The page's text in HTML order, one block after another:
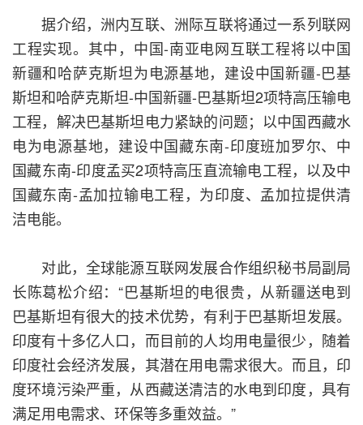
据介绍，洲内互联、洲际互联将通过一系列联网
工程实现。其中，中国-南亚电网互联工程将以中国
新疆和哈萨克斯坦为电源基地，建设中国新疆-巴基
斯坦和哈萨克斯坦-中国新疆-巴基斯坦2项特高压输电
工程，解决巴基斯坦电力紧缺的问题；以中国西藏水
电为电源基地，建设中国藏东南-印度班加罗尔、中
国藏东南-印度孟买2项特高压直流输电工程，以及中
国藏东南-孟加拉输电工程，为印度、孟加拉提供清
洁电能。
对此，全球能源互联网发展合作组织秘书局副局
长陈葛松介绍：“巴基斯坦的电很贵，从新疆送电到
巴基斯坦有很大的技术优势，有利于巴基斯坦发展。
印度有十多亿人口，而目前的人均用电量很少，随着
印度社会经济发展，其潜在用电需求很大。而且，印
度环境污染严重，从西藏送清洁的水电到印度，具有
满足用电需求、环保等多重效益。”